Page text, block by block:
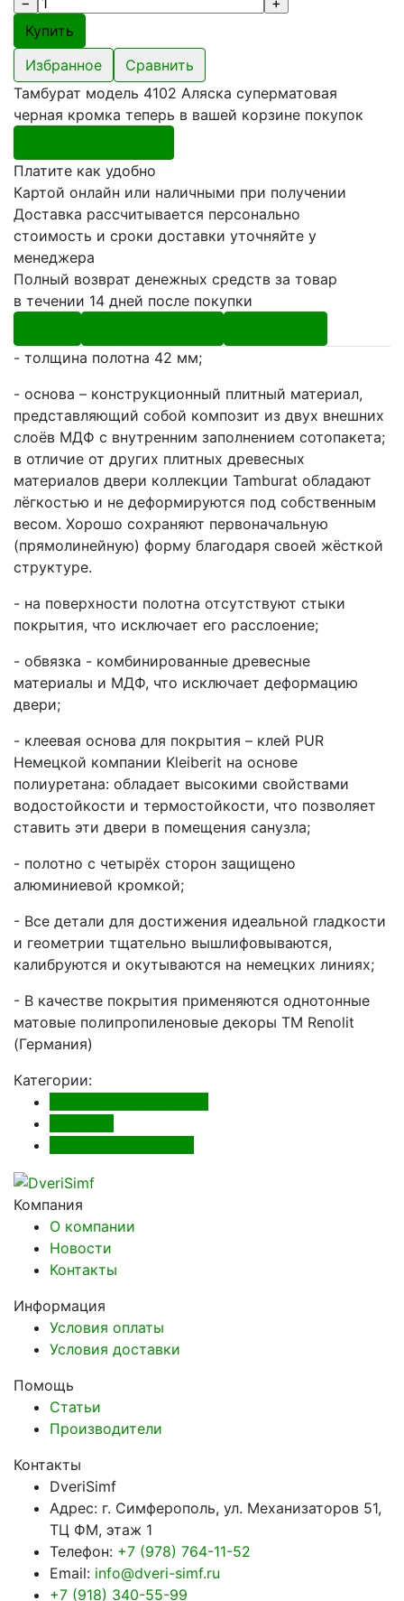
Избранное
Сравнить
Тамбурат модель 4102 Аляска суперматовая
черная кромка теперь в вашей корзине покупок
Платите как удобно
Картой онлайн или наличными при получении
Доставка рассчитывается персонально
стоимость и сроки доставки уточняйте у
менеджера
Полный возврат денежных средств за товар
в течении 14 дней после покупки
- толщина полотна 42 мм;
- основа – конструкционный плитный материал,
представляющий собой композит из двух внешних
слоёв МДФ с внутренним заполнением сотопакета;
в отличие от других плитных древесных
материалов двери коллекции Tamburat обладают
лёгкостью и не деформируются под собственным
весом. Хорошо сохраняют первоначальную
(прямолинейную) форму благодаря своей жёсткой
структуре.
- на поверхности полотна отсутствуют стыки
покрытия, что исключает его расслоение;
- обвязка - комбинированные древесные
материалы и МДФ, что исключает деформацию
двери;
- клеевая основа для покрытия – клей PUR
Немецкой компании Kleiberit на основе
полиуретана: обладает высокими свойствами
водостойкости и термостойкости, что позволяет
ставить эти двери в помещения санузла;
- полотно с четырёх сторон защищено
алюминиевой кромкой;
- Все детали для достижения идеальной гладкости
и геометрии тщательно вышлифовываются,
калибруются и окутываются на немецких линиях;
- В качестве покрытия применяются однотонные
матовые полипропиленовые декоры ТМ Renolit
(Германия)
Категории:
Компания
О компании
Новости
Контакты
Информация
Условия оплаты
Условия доставки
Помощь
Статьи
Производители
Контакты
DveriSimf
Адрес: г. Симферополь, ул. Механизаторов 51,
ТЦ ФМ, этаж 1
Телефон: +7 (978) 764-11-52
Email: info@dveri-simf.ru
+7 (918) 340-55-99